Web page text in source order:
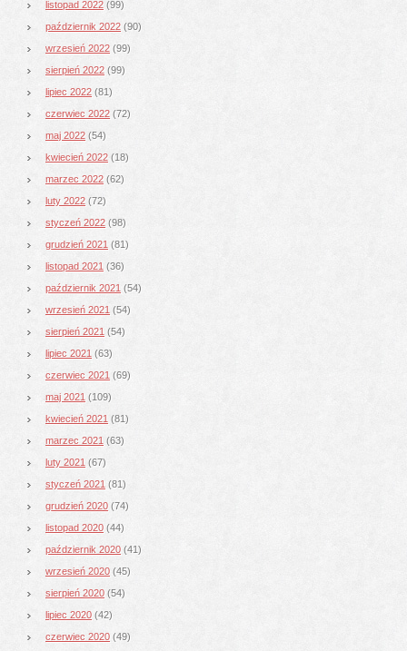
listopad 2022 (99)
październik 2022 (90)
wrzesień 2022 (99)
sierpień 2022 (99)
lipiec 2022 (81)
czerwiec 2022 (72)
maj 2022 (54)
kwiecień 2022 (18)
marzec 2022 (62)
luty 2022 (72)
styczeń 2022 (98)
grudzień 2021 (81)
listopad 2021 (36)
październik 2021 (54)
wrzesień 2021 (54)
sierpień 2021 (54)
lipiec 2021 (63)
czerwiec 2021 (69)
maj 2021 (109)
kwiecień 2021 (81)
marzec 2021 (63)
luty 2021 (67)
styczeń 2021 (81)
grudzień 2020 (74)
listopad 2020 (44)
październik 2020 (41)
wrzesień 2020 (45)
sierpień 2020 (54)
lipiec 2020 (42)
czerwiec 2020 (49)